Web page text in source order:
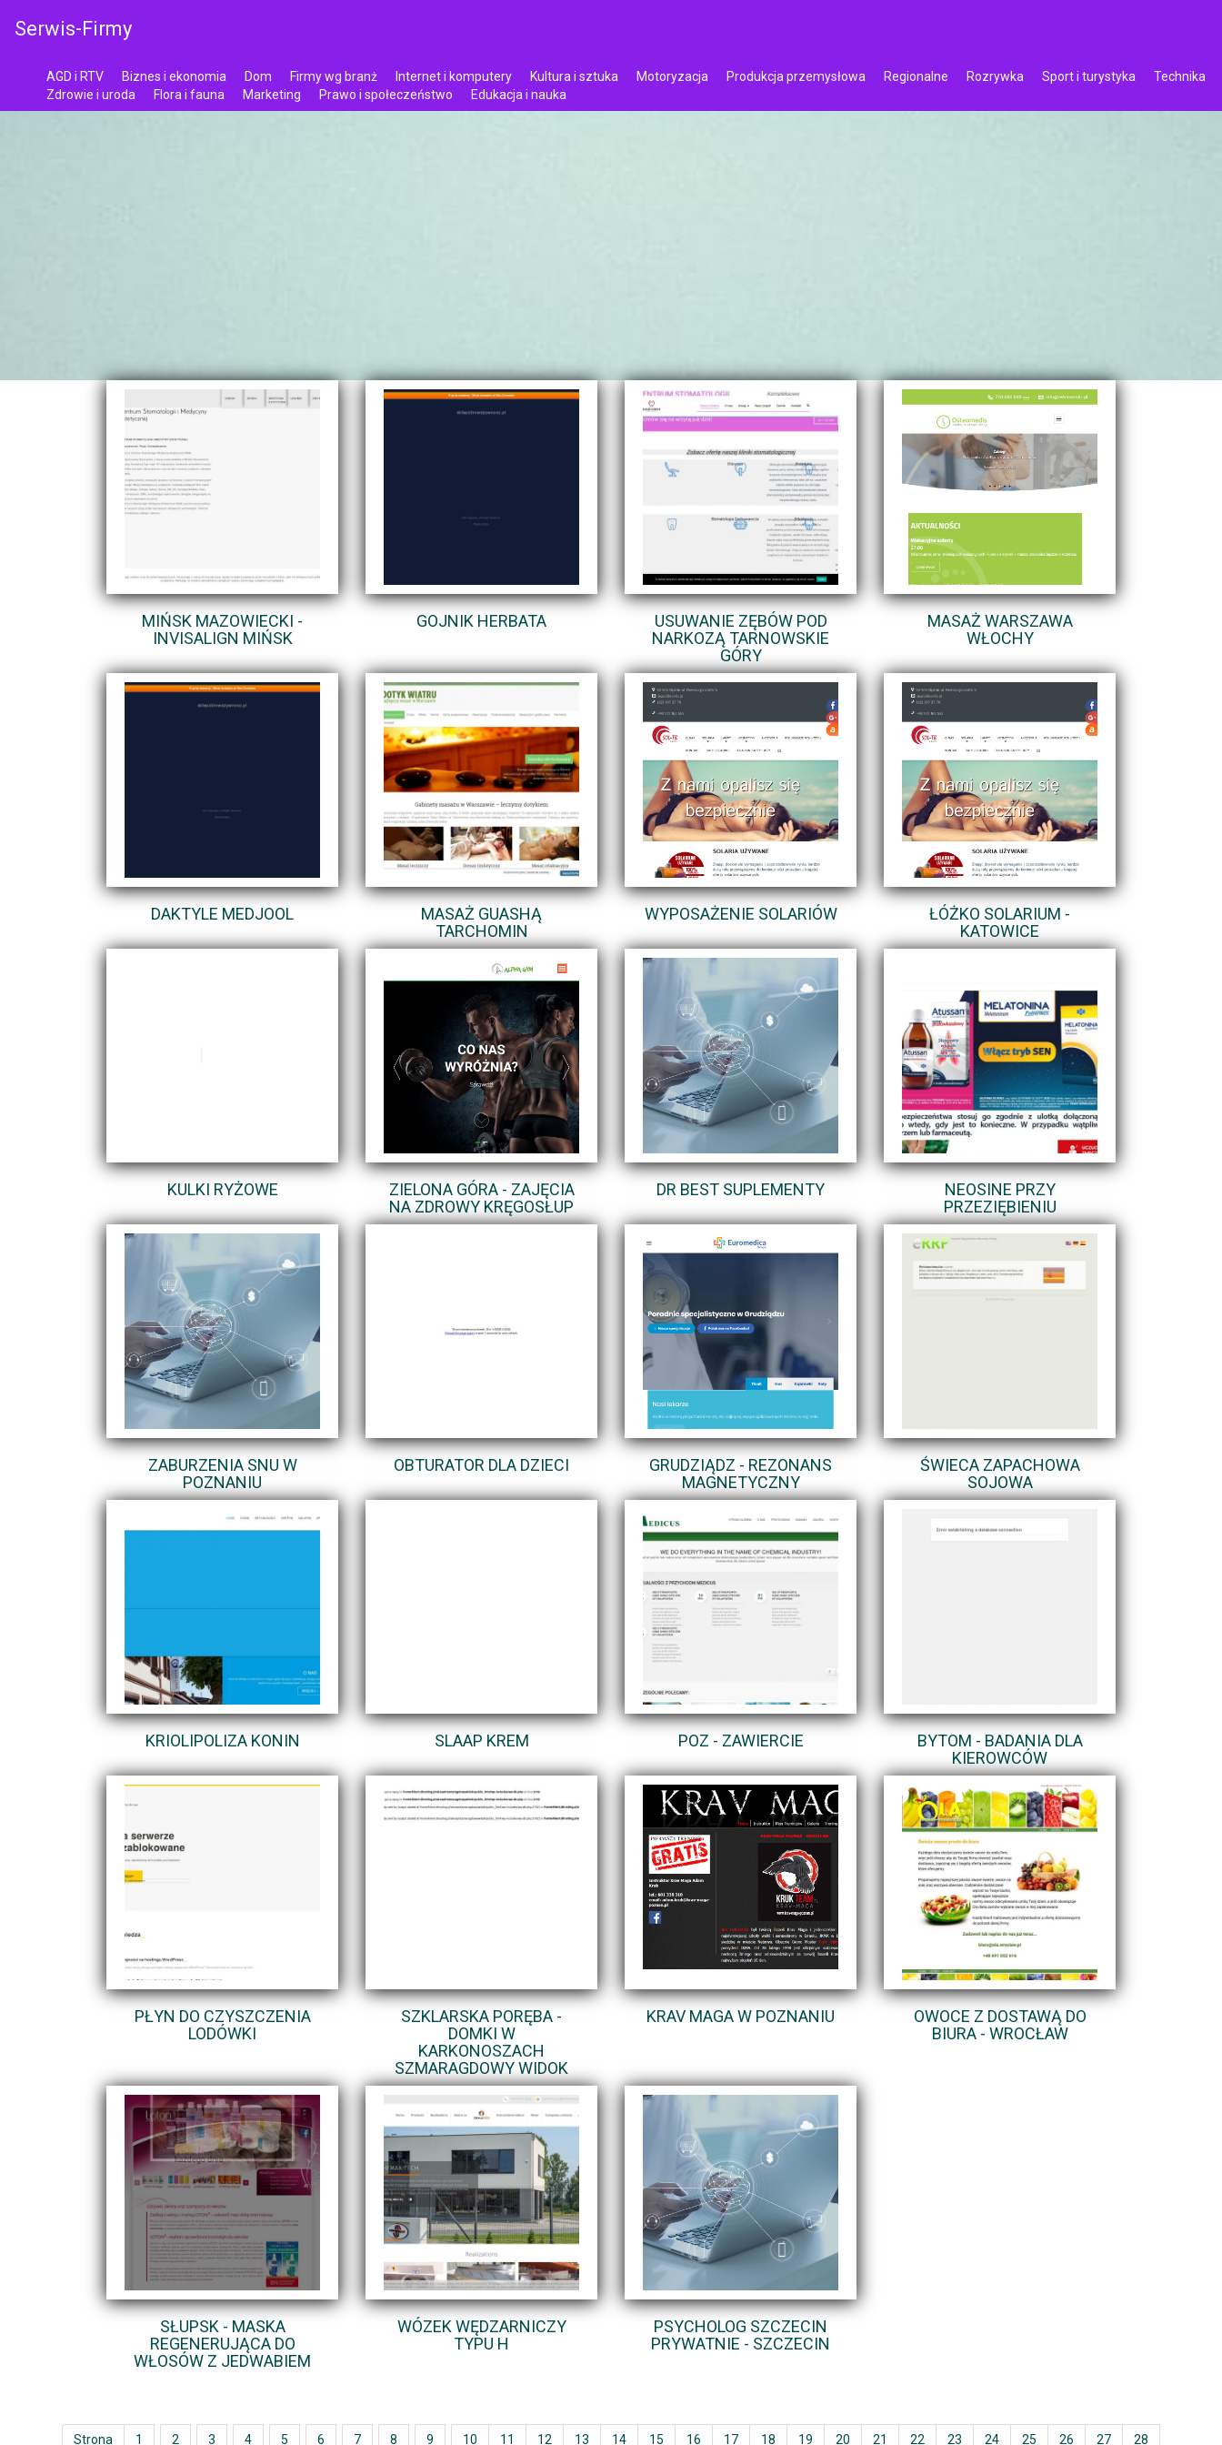
Serwis-Firmy
AGD i RTV Biznes i ekonomia Dom Firmy wg branż Internet i komputery Kultura i sztuka Motoryzacja Produkcja przemysłowa Regionalne Rozrywka Sport i turystyka
Technika
Zdrowie i uroda
Flora i fauna Marketing Prawo i społeczeństwo Edukacja i nauka
MIŃSK MAZOWIECKI -
INVISALIGN MIŃSK
GOJNIK HERBATA
USUWANIE ZĘBÓW POD
NARKOZĄ TARNOWSKIE
GÓRY
MASAŻ WARSZAWA
WŁOCHY
DAKTYLE MEDJOOL
MASAŻ GUASHĄ
TARCHOMIN
WYPOSAŻENIE SOLARIÓW
ŁÓŻKO SOLARIUM -
KATOWICE
KULKI RYŻOWE
ZIELONA GÓRA - ZAJĘCIA
NA ZDROWY KRĘGOSŁUP
DR BEST SUPLEMENTY
NEOSINE PRZY
PRZEZIĘBIENIU
ZABURZENIA SNU W
POZNANIU
OBTURATOR DLA DZIECI
GRUDZIĄDZ - REZONANS
MAGNETYCZNY
ŚWIECA ZAPACHOWA
SOJOWA
KRIOLIPOLIZA KONIN SLAAP KREM POZ - ZAWIERCIE
BYTOM - BADANIA DLA
KIEROWCÓW
PŁYN DO CZYSZCZENIA
LODÓWKI
SZKLARSKA PORĘBA -
DOMKI W
KARKONOSZACH
SZMARAGDOWY WIDOK
KRAV MAGA W POZNANIU
OWOCE Z DOSTAWĄ DO
BIURA - WROCŁAW
SŁUPSK - MASKA
REGENERUJĄCA DO
WŁOSÓW Z JEDWABIEM
WÓZEK WĘDZARNICZY
TYPU H
PSYCHOLOG SZCZECIN
PRYWATNIE - SZCZECIN
Strona 1 2 3 4 5 6 7 8 9 10 11 12 13 14 15 16 17 18 19 20 21 22 23 24 25 26 27 28